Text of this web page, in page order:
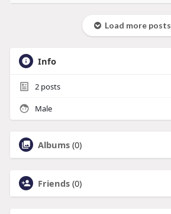
Load more posts
Info
2posts
Male
Albums (0)
Friends (0)